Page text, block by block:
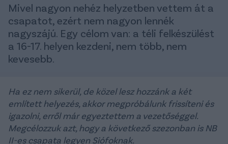
Mivel nagyon nehéz helyzetben vettem át a
csapatot, ezért nem nagyon lennék
nagyszájú. Egy célom van: a téli felkészülést
a 16-17. helyen kezdeni, nem több, nem
kevesebb.
Ha ez nem sikerül, de közel lesz hozzánk a két
említett helyezés, akkor megpróbálunk frissíteni és
igazolni, erről már egyeztettem a vezetőséggel.
Megcélozzuk azt, hogy a következő szezonban is NB
II-es csapata legyen Siófoknak.